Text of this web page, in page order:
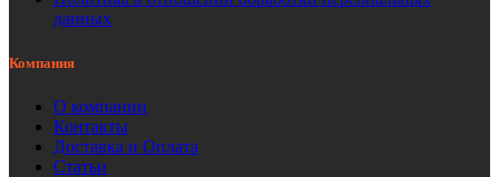
данных
Компания
О компании
Контакты
Доставка и Оплата
Статьи